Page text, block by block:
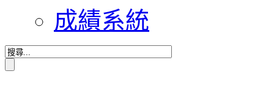
成績系統